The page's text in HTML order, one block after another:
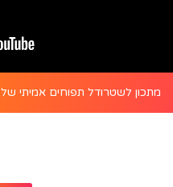
מתכון לשטרודל תפוחים אמיתי של